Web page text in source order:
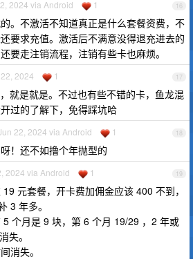
16
2024 via Android 1
。不激活不知道真正是什么套餐资费，不
要求充值。激活后不满意没得退充进去的
要走注销流程，注销有些卡也麻烦。
17
2024 1
就是就是。不过也有些不错的卡，鱼龙混
过的了解下，免得踩坑哈
18
22, 2024 via Android 1
！还不如撸个年抛型的
19
2024 via Android 1
元套餐，开卡费加佣金应该 400 不到，
3 年多。
5 个月是 9 块，第 6 个月 19/29 ，2 年或
失。
消失。